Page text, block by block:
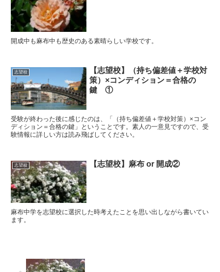
開成中も麻布中も歴史のある素晴らしい学校です。
志望校
【志望校】（持ち偏差値＋学校対
策）×コンディション＝合格の
鍵 ①
受験が終わった後に感じたのは、「（持ち偏差値＋学校対策）×コン
ディション＝合格の鍵」ということです。素人の一意見ですので、受
験情報に詳しい方は読み飛ばしてください。
志望校 【志望校】麻布 or 開成②
麻布中学を志望校に選択した時考えたことを思い出しながら書いてい
ます。